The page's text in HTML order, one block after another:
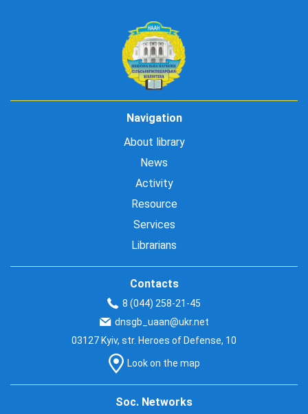
Navigation
About library
News
Activity
Resource
Services
Librarians
Contacts
8 (044) 258-21-45
dnsgb_uaan@ukr.net
03127 Kyiv, str. Heroes of Defense, 10
Look on the map
Soc. Networks